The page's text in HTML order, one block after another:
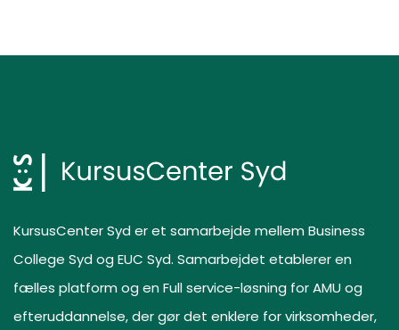
KursusCenter Syd er et samarbejde mellem Business
College Syd og EUC Syd. Samarbejdet etablerer en
fælles platform og en Full service-løsning for AMU og
efteruddannelse, der gør det enklere for virksomheder,